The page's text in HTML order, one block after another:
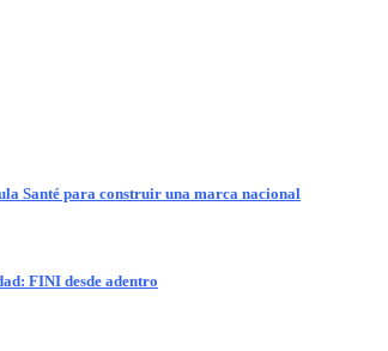
Santé para construir una marca nacional
FINI desde adentro